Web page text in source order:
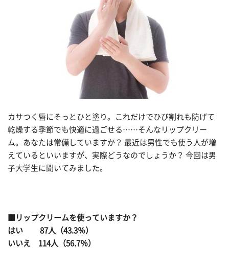
カサつく唇にそっとひと塗り。これだけでひび割れも防げて
乾燥する季節でも快適に過ごせる……そんなリップクリー
ム。あなたは常備していますか？ 最近は男性でも使う人が増
えているといいますが、実際どうなのでしょうか？ 今回は男
子大学生に聞いてみました。
■リップクリームを使っていますか？
はい 87人（43.3％）
いいえ 114人（56.7％）